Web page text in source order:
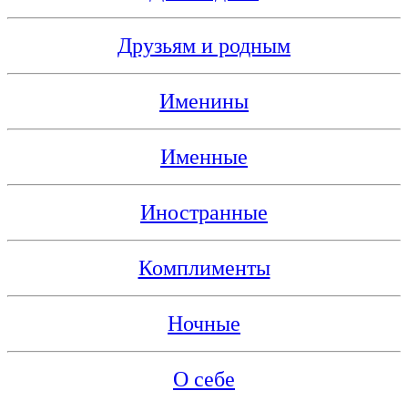
Друзьям и родным
Именины
Именные
Иностранные
Комплименты
Ночные
О себе